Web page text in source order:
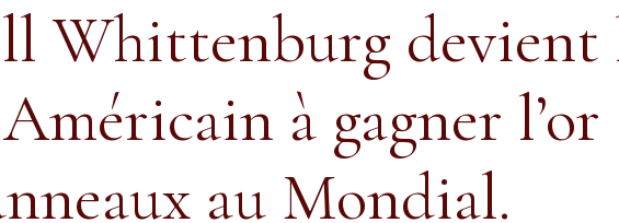
Whittenburg devient
à gagner l’or
au Mondial.